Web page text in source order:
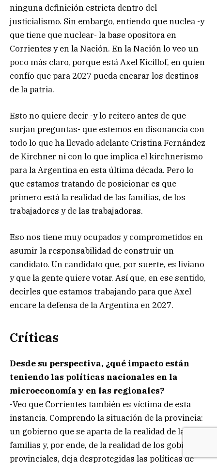
ninguna definición estricta dentro del
justicialismo. Sin embargo, entiendo que nuclea -y
que tiene que nuclear- la base opositora en
Corrientes y en la Nación. En la Nación lo veo un
poco más claro, porque está Axel Kicillof, en quien
confío que para 2027 pueda encarar los destinos
de la patria.
Esto no quiere decir -y lo reitero antes de que
surjan preguntas- que estemos en disonancia con
todo lo que ha llevado adelante Cristina Fernández
de Kirchner ni con lo que implica el kirchnerismo
para la Argentina en esta última década. Pero lo
que estamos tratando de posicionar es que
primero está la realidad de las familias, de los
trabajadores y de las trabajadoras.
Eso nos tiene muy ocupados y comprometidos en
asumir la responsabilidad de construir un
candidato. Un candidato que, por suerte, es liviano
y que la gente quiere votar. Así que, en ese sentido,
decirles que estamos trabajando para que Axel
encare la defensa de la Argentina en 2027.
Críticas
Desde su perspectiva, ¿qué impacto están
teniendo las políticas nacionales en la
microeconomía y en las regionales?
-Veo que Corrientes también es víctima de esta
instancia. Comprendo la situación de la provincia:
un gobierno que se aparta de la realidad de las
familias y, por ende, de la realidad de los gobiernos
provinciales, deja desprotegidas las políticas de